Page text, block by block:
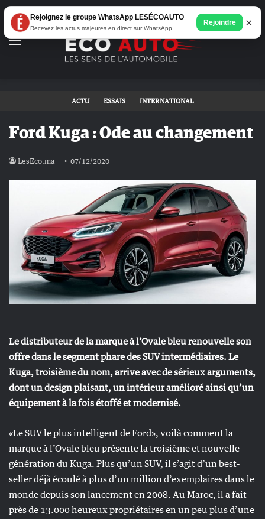
Menu
ACTU ESSAIS INTERNATIONAL
Ford Kuga : Ode au changement
LesEco.ma 07/12/2020
Le distributeur de la marque à l’Ovale bleu renouvelle son
offre dans le segment phare des SUV intermédiaires. Le
Kuga, troisième du nom, arrive avec de sérieux arguments,
dont un design plaisant, un intérieur amélioré ainsi qu’un
équipement à la fois étoffé et modernisé.
«Le SUV le plus intelligent de Ford», voilà comment la
marque à l’Ovale bleu présente la troisième et nouvelle
génération du Kuga. Plus qu’un SUV, il s’agit d’un best-
seller déjà écoulé à plus d’un million d’exemplaires dans le
monde depuis son lancement en 2008. Au Maroc, il a fait
près de 13.000 heureux propriétaires en un peu plus d’une
Rejoignez le groupe WhatsApp LESÉCOAUTO
Recevez les actus majeures en direct sur WhatsApp
Rejoindre ×